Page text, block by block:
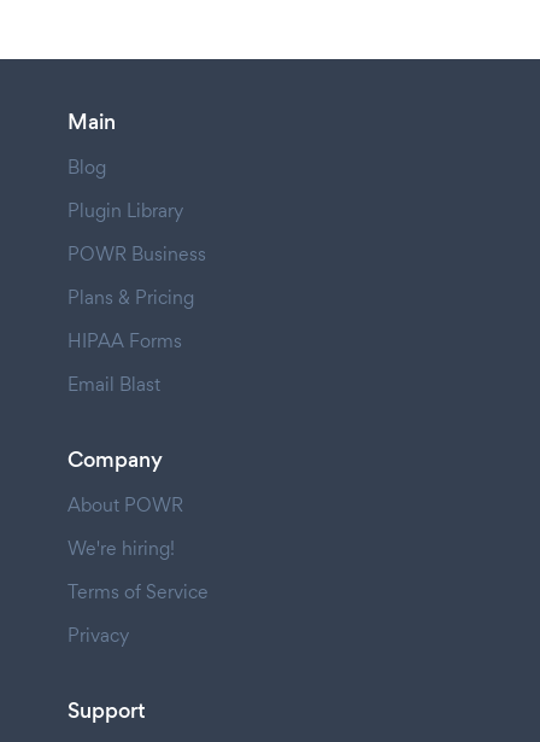
Main
Blog
Plugin Library
POWR Business
Plans & Pricing
HIPAA Forms
Email Blast
Company
About POWR
We're hiring!
Terms of Service
Privacy
Support